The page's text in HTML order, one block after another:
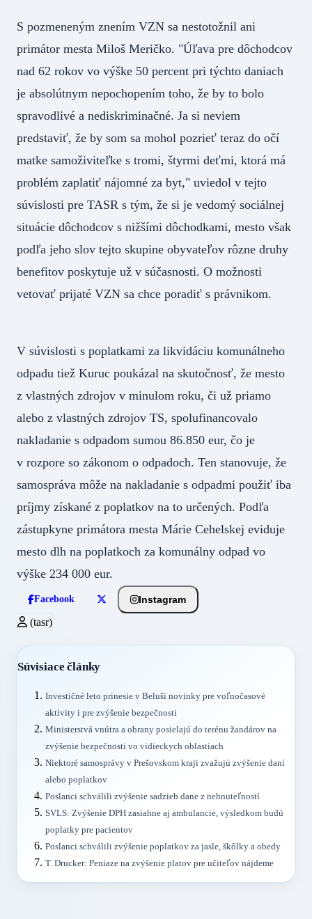
S pozmeneným znením VZN sa nestotožnil ani
primátor mesta Miloš Meričko. "Úľava pre dôchodcov
nad 62 rokov vo výške 50 percent pri týchto daniach
je absolútnym nepochopením toho, že by to bolo
spravodlivé a nediskriminačné. Ja si neviem
predstaviť, že by som sa mohol pozrieť teraz do očí
matke samoživiteľke s tromi, štyrmi deťmi, ktorá má
problém zaplatiť nájomné za byt," uviedol v tejto
súvislosti pre TASR s tým, že si je vedomý sociálnej
situácie dôchodcov s nižšími dôchodkami, mesto však
podľa jeho slov tejto skupine obyvateľov rôzne druhy
benefitov poskytuje už v súčasnosti. O možnosti
vetovať prijaté VZN sa chce poradiť s právnikom.
V súvislosti s poplatkami za likvidáciu komunálneho
odpadu tiež Kuruc poukázal na skutočnosť, že mesto
z vlastných zdrojov v minulom roku, či už priamo
alebo z vlastných zdrojov TS, spolufinancovalo
nakladanie s odpadom sumou 86.850 eur, čo je
v rozpore so zákonom o odpadoch. Ten stanovuje, že
samospráva môže na nakladanie s odpadmi použiť iba
príjmy získané z poplatkov na to určených. Podľa
zástupkyne primátora mesta Márie Cehelskej eviduje
mesto dlh na poplatkoch za komunálny odpad vo
výške 234 000 eur.
Facebook Instagram
(tasr)
Súvisiace články
Investičné leto prinesie v Beluši novinky pre voľnočasové
aktivity i pre zvýšenie bezpečnosti
Ministerstvá vnútra a obrany posielajú do terénu žandárov na
zvýšenie bezpečnosti vo vidieckych oblastiach
Niektoré samosprávy v Prešovskom kraji zvažujú zvýšenie daní
alebo poplatkov
Poslanci schválili zvýšenie sadzieb dane z nehnuteľností
SVLS: Zvýšenie DPH zasiahne aj ambulancie, výsledkom budú
poplatky pre pacientov
Poslanci schválili zvýšenie poplatkov za jasle, škôlky a obedy
T. Drucker: Peniaze na zvýšenie platov pre učiteľov nájdeme